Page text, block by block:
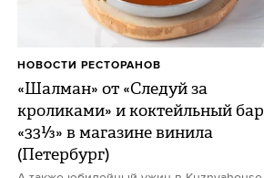
«Шалман» от «Следуй за
кроликами» и коктейльный бар
«33⅓» в магазине винила
(Петербург)
НОВОСТИ РЕСТОРАНОВ